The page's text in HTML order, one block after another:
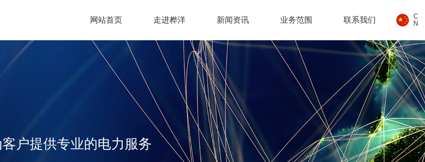
限
网站首页 走进桦洋 新闻资讯 业务范围 联系我们
C
N
户提供专业的电力服务